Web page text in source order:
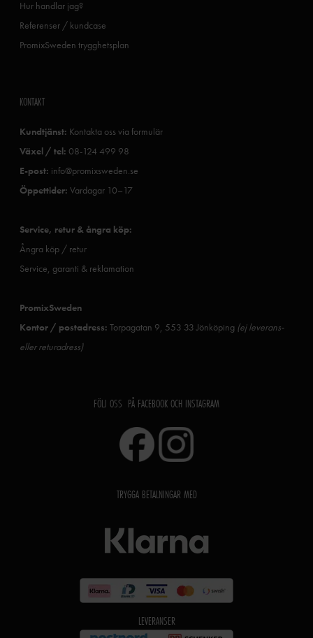
Hur handlar jag?
Referenser / kundcase
PromixSweden trygghetsplan
KONTAKT
Kundtjänst: Kontakta oss via formulär
Växel / tel: 08-124 499 98
E-post: info@promixsweden.se
Öppettider: Vardagar 10–17
Service, retur & ångra köp:
Ångra köp / retur
Service, garanti & reklamation
PromixSweden
Kontor / postadress: Torpagatan 9, 553 33 Jönköping (ej leverans-
eller returadress)
FÖLJ OSS PÅ FACEBOOK OCH INSTAGRAM
TRYGGA BETALNINGAR MED
LEVERANSER